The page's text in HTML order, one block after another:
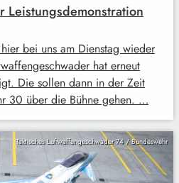
Leistungsdemonstration
bei uns am Dienstag wieder
hat erneut
Die sollen dann in der Zeit
30 über die Bühne gehen. …
Taktisches Luftwaffengeschwader 74 / Bundeswehr